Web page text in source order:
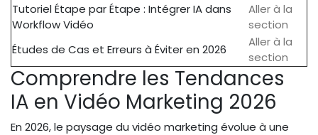
Tutoriel Étape par Étape : Intégrer IA dans
Workflow Vidéo
Aller à la
section
Études de Cas et Erreurs à Éviter en 2026
Aller à la
section
Comprendre les Tendances
IA en Vidéo Marketing 2026
En 2026, le paysage du vidéo marketing évolue à une